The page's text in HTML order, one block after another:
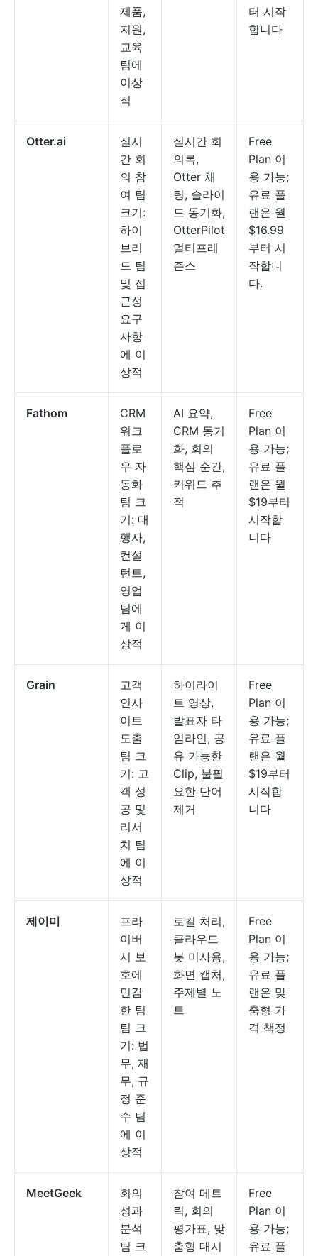
제품,
지원,
교육
팀에
이상
적
터 시작
합니다
Otter.ai
실시
간 회
의 참
여 팀
크기:
하이
브리
드 팀
및 접
근성
요구
사항
에 이
상적
실시간 회
의록,
Otter 채
팅, 슬라이
드 동기화,
OtterPilot
멀티프레
즌스
Free
Plan 이
용 가능;
유료 플
랜은 월
$16.99
부터 시
작합니
다.
Fathom
CRM
워크
플로
우 자
동화
팀 크
기: 대
행사,
컨설
턴트,
영업
팀에
게 이
상적
AI 요약,
CRM 동기
화, 회의
핵심 순간,
키워드 추
적
Free
Plan 이
용 가능;
유료 플
랜은 월
$19부터
시작합
니다
Grain
고객
인사
이트
도출
팀 크
기: 고
객 성
공 및
리서
치 팀
에 이
상적
하이라이
트 영상,
발표자 타
임라인, 공
유 가능한
Clip, 불필
요한 단어
제거
Free
Plan 이
용 가능;
유료 플
랜은 월
$19부터
시작합
니다
제이미
프라
이버
시 보
호에
민감
한 팀
팀 크
기: 법
무, 재
무, 규
정 준
수 팀
에 이
상적
로컬 처리,
클라우드
봇 미사용,
화면 캡처,
주제별 노
트
Free
Plan 이
용 가능;
유료 플
랜은 맞
춤형 가
격 책정
MeetGeek
회의
성과
분석
팀 크
참여 메트
릭, 회의
평가표, 맞
춤형 대시
Free
Plan 이
용 가능;
유료 플